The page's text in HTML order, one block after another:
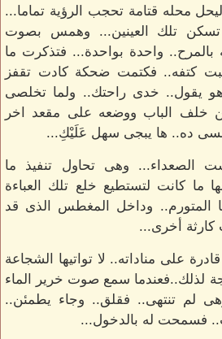
محله قتامة تحجب الرؤية تماما...
تلك العينين... وهمس بصوت
بالمرح.. واحدة بواحدة... فتذكرت ما
كتفه.. فكتمت ضحكة كادت تقفز
يقول.. خدى راحتك.. ولما تخلصى
خلف الباب ووضعه على مقعد اخر
ده.. ها يبجى سهل عَلَيْكِ...
الصعداء... وهى تحاول تنفيذ ما
ما كانت لتستطيع خلع تلك العباءة
المتورم.. وداخل المغطس الذى قد
كارثة أخرى...
على مناداته.. لا تواتيها الشجاعة
لذلك..فعندما سمع صوت خرير الماء
لم تنتهى.. فقلق.. وجاء يطمئن..
فسمحت له بالدخول...